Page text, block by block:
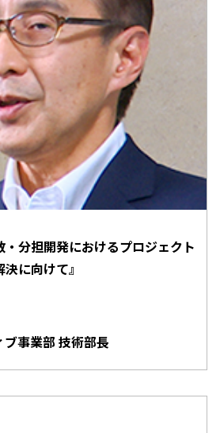
・分担開発におけるプロジェクト
に向けて』
事業部 技術部長